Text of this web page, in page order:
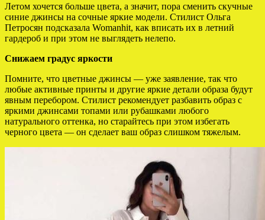
Летом хочется больше цвета, а значит, пора сменить скучные
синие джинсы на сочные яркие модели. Стилист Ольга
Петросян подсказала Womanhit, как вписать их в летний
гардероб и при этом не выглядеть нелепо.
Снижаем градус яркости
Помните, что цветные джинсы — уже заявление, так что
любые активные принты и другие яркие детали образа будут
явным перебором. Стилист рекомендует разбавить образ с
яркими джинсами топами или рубашками любого
натурального оттенка, но старайтесь при этом избегать
черного цвета — он сделает ваш образ слишком тяжелым.